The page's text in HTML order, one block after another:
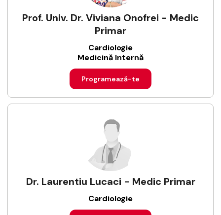
Prof. Univ. Dr. Viviana Onofrei - Medic
Primar
Cardiologie
Medicină Internă
Programează-te
Dr. Laurentiu Lucaci - Medic Primar
Cardiologie